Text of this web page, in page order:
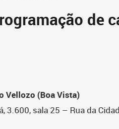
de
Vellozo (Boa Vista)
3.600, sala 25 – Rua da